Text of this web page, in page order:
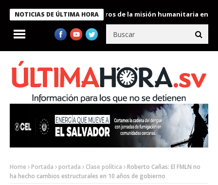
NOTICIAS DE ÚLTIMA HORA
condecora a miembros de la misión humanitaria enviada a
Home Portada portada Clase política
Roberto Cañas: El FMLN no
ha hecho cambios estructurales en 10 años de gobierno